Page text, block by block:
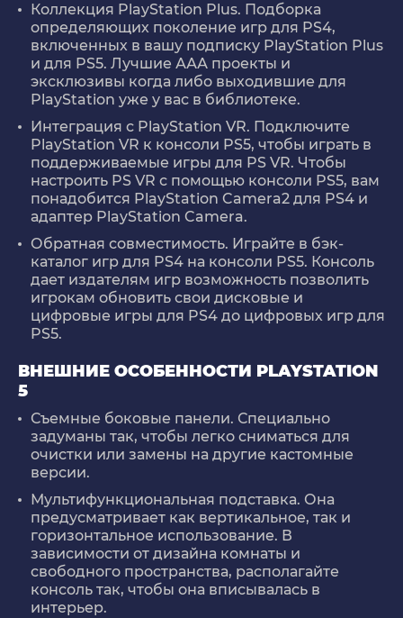
Коллекция PlayStation Plus. Подборка
определяющих поколение игр для PS4,
включенных в вашу подписку PlayStation Plus
и для PS5. Лучшие ААА проекты и
эксклюзивы когда либо выходившие для
PlayStation уже у вас в библиотеке.
Интеграция с PlayStation VR. Подключите
PlayStation VR к консоли PS5, чтобы играть в
поддерживаемые игры для PS VR. Чтобы
настроить PS VR с помощью консоли PS5, вам
понадобится PlayStation Camera2 для PS4 и
адаптер PlayStation Camera.
Обратная совместимость. Играйте в бэк-
каталог игр для PS4 на консоли PS5. Консоль
дает издателям игр возможность позволить
игрокам обновить свои дисковые и
цифровые игры для PS4 до цифровых игр для
PS5.
ВНЕШНИЕ ОСОБЕННОСТИ PLAYSTATION
5
Съемные боковые панели. Специально
задуманы так, чтобы легко сниматься для
очистки или замены на другие кастомные
версии.
Мультифункциональная подставка. Она
предусматривает как вертикальное, так и
горизонтальное использование. В
зависимости от дизайна комнаты и
свободного пространства, располагайте
консоль так, чтобы она вписывалась в
интерьер.